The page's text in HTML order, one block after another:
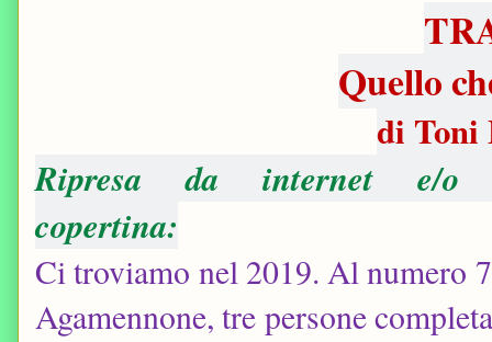
Quello
di Toni
Ripresa da internet e/o
copertina:
Ci troviamo nel 2019. Al numero
Agamennone, tre persone